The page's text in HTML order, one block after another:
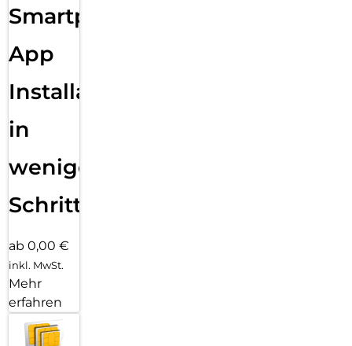
Smartphone
App
Installation
in
wenigen
Schritten
ab 0,00 €
inkl. MwSt.
Mehr
erfahren